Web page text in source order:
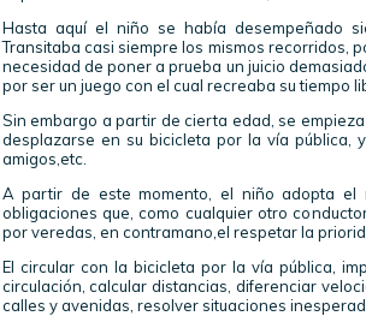
Hasta aquí el niño se había desempeñado
Transitaba casi siempre los mismos recorridos,
necesidad de poner a prueba un juicio
por ser un juego con el cual recreaba su tiempo
Sin embargo a partir de cierta edad, se
desplazarse en su bicicleta por la vía pública,
amigos,etc.
A partir de este momento, el niño adopta el
obligaciones que, como cualquier otro
por veredas, en contramano,el respetar la
El circular con la bicicleta por la vía pública,
circulación, calcular distancias, diferenciar
calles y avenidas, resolver situaciones